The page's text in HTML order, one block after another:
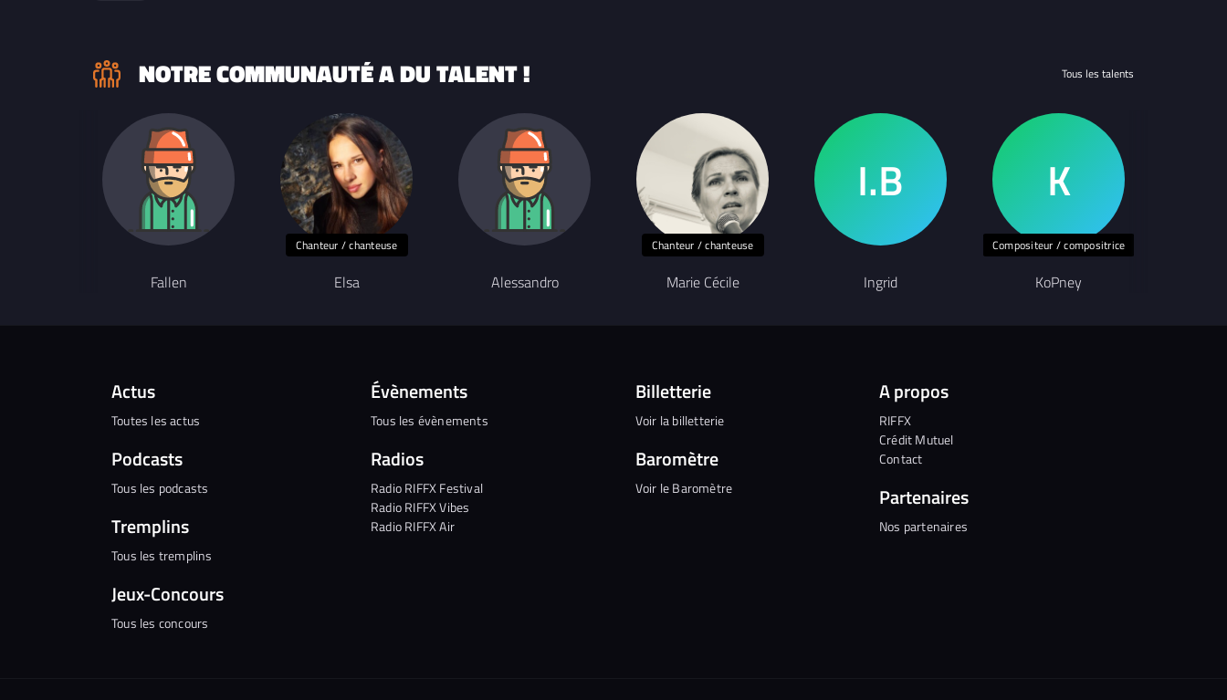
NOTRE COMMUNAUTÉ A DU TALENT ! Tous les talents
Fallen
Chanteur / chanteuse
Elsa Alessandro
Chanteur / chanteuse
Marie Cécile Ingrid
Compositeur / compositrice
KoPney
Actus
Toutes les actus
Podcasts
Tous les podcasts
Tremplins
Tous les tremplins
Jeux-Concours
Tous les concours
Évènements
Tous les évènements
Radios
Radio RIFFX Festival
Radio RIFFX Vibes
Radio RIFFX Air
Billetterie
Voir la billetterie
Baromètre
Voir le Baromètre
A propos
RIFFX
Crédit Mutuel
Contact
Partenaires
Nos partenaires